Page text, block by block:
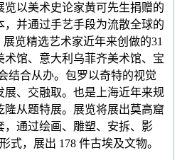
览以美术史论家黄可先生捐赠的
，并通过手艺手段为流散全球的
览精选艺术家近年来创做的31
术馆、意大利乌菲齐美术馆、宝
结合从办。包罗以奇特的视觉
展、交融取。也是上海近年来规
隆从题特展。展览将展出莫高窟
，通过绘画、雕塑、安拆、影
式，展出 178 件古埃及文物。